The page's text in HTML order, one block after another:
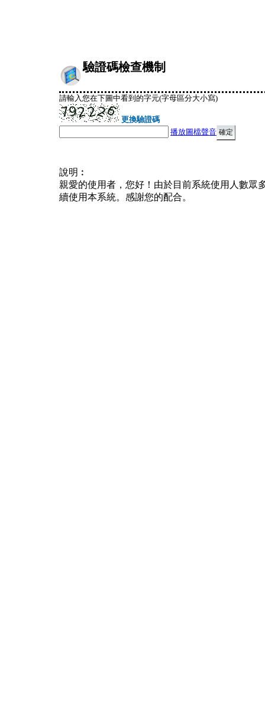
驗證碼檢查機制
請輸入您在下圖中看到的字元(字母區分大小寫)
更換驗證碼
播放圖檔聲音
說明︰
親愛的使用者，您好！由於目前系統使用人數眾
續使用本系統。感謝您的配合。